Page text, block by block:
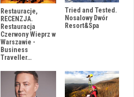
Restauracje,
RECENZJA.
Restauracja
Czerwony Wieprz w
Warszawie -
Business
Traveller…
Tried and Tested.
Nosalowy Dwór
Resort&Spa